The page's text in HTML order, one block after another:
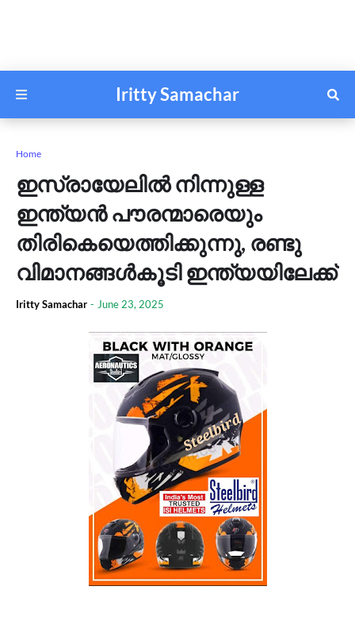
Iritty Samachar
Home
ഇസ്രായേലില്‍ നിന്നുള്ള
ഇന്ത്യന്‍ പൗരന്മാരെയും
തിരികെയെത്തിക്കുന്നു, രണ്ടു
വിമാനങ്ങള്‍കൂടി ഇന്ത്യയിലേക്ക്
Iritty Samachar - June 23, 2025